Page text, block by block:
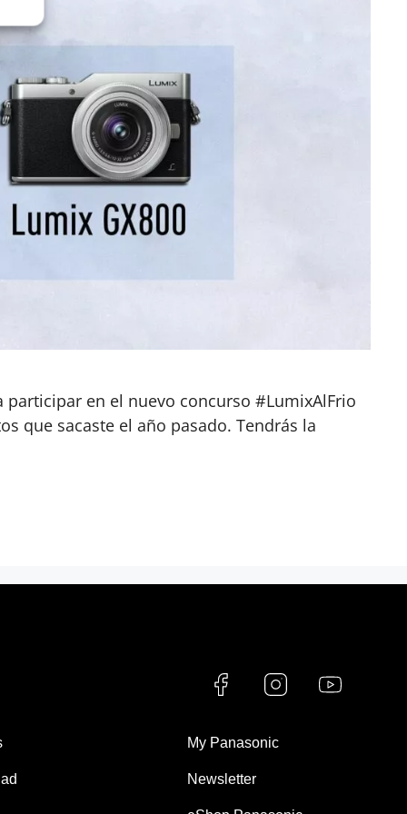
en el nuevo concurso #LumixAlFrio
que sacaste el año pasado. Tendrás la
My Panasonic
Newsletter